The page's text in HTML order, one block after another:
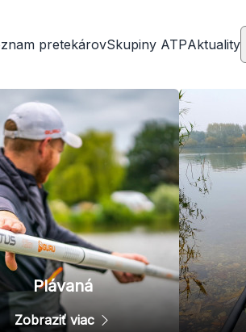
pretekárovSkupiny ATPAktuality
Plávaná
Zobraziť viac